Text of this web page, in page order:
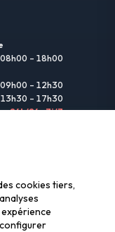
08h00 – 18h00
09h00 – 12h30
13h30 – 17h30
24h/24 • 7j/7
cookies tiers,